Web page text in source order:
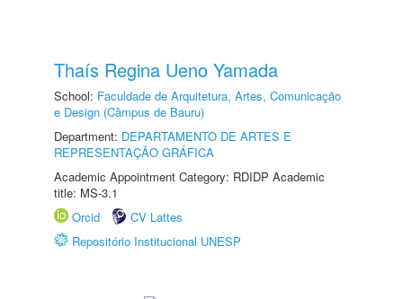
Thaís Regina Ueno Yamada
School: Faculdade de Arquitetura, Artes, Comunicação
e Design (Câmpus de Bauru)
Department: DEPARTAMENTO DE ARTES E
REPRESENTAÇÃO GRÁFICA
Academic Appointment Category: RDIDP Academic
title: MS-3.1
Orcid
CV Lattes
Repositório Institucional UNESP